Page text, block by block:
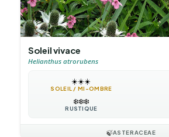
Soleil vivace
Helianthus atrorubens
☀️☀️☀️
SOLEIL / MI-OMBRE
❄️❄️❄️
RUSTIQUE
🍃ASTERACEAE